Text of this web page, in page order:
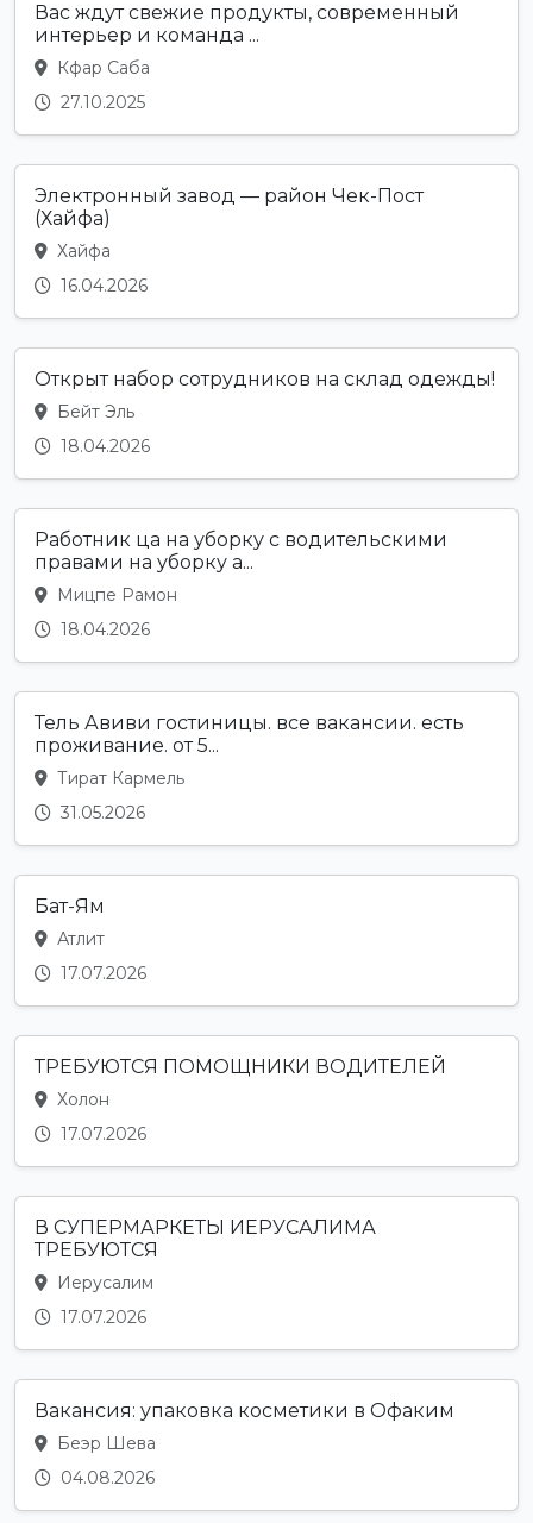
Вас ждут свежие продукты, современный
интерьер и команда ...
Кфар Саба
27.10.2025
Электронный завод — район Чек-Пост
(Хайфа)
Хайфа
16.04.2026
Открыт набор сотрудников на склад одежды!
Бейт Эль
18.04.2026
Работник ца на уборку с водительскими
правами на уборку а...
Мицпе Рамон
18.04.2026
Тель Авиви гостиницы. все вакансии. есть
проживание. от 5...
Тират Кармель
31.05.2026
Бат-Ям
Атлит
17.07.2026
ТРЕБУЮТСЯ ПОМОЩНИКИ ВОДИТЕЛЕЙ
Холон
17.07.2026
В СУПЕРМАРКЕТЫ ИЕРУСАЛИМА
ТРЕБУЮТСЯ
Иерусалим
17.07.2026
Вакансия: упаковка косметики в Офаким
Беэр Шева
04.08.2026